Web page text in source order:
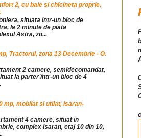
2, cu baie si chicineta proprie,
situata intr-un bloc de
la 2 minute de piata
Astra, zo...
Tractorul, zona 13 Decembrie - O.
2 camere, semidecomandat,
la parter într-un bloc de 4
mp, mobilat si utilat, Isaran-
4 camere, situat in
complex Isaran, etaj 10 din 10,